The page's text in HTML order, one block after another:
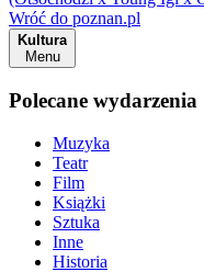
Wróć do poznan.pl
Kultura
Menu
Polecane wydarzenia
Muzyka
Teatr
Film
Książki
Sztuka
Inne
Historia